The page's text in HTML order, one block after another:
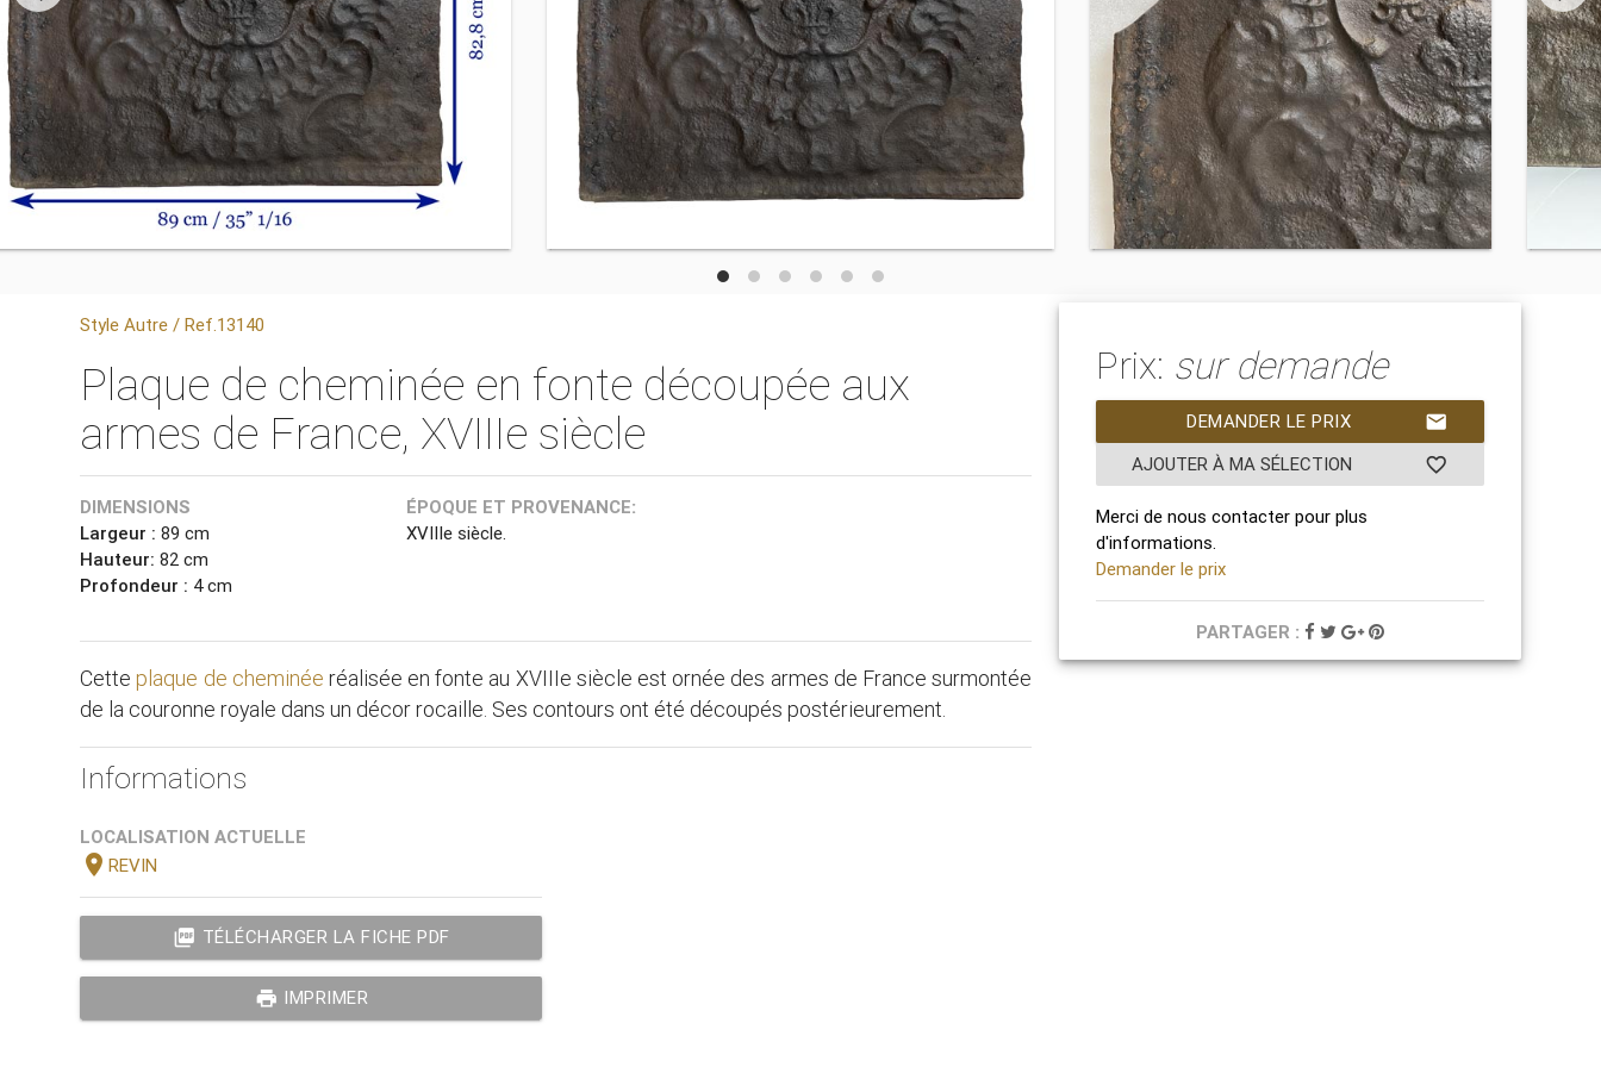
Style Autre / Ref.13140
Plaque de cheminée en fonte découpée aux
armes de France, XVIIIe siècle
DIMENSIONS
Largeur : 89 cm
Hauteur: 82 cm
Profondeur : 4 cm
ÉPOQUE ET PROVENANCE:
XVIIIe siècle.
Cette plaque de cheminée réalisée en fonte au XVIIIe siècle est ornée des armes de France surmontée
de la couronne royale dans un décor rocaille. Ses contours ont été découpés postérieurement.
Informations
LOCALISATION ACTUELLE
location_onREVIN
picture_as_pdf TÉLÉCHARGER LA FICHE PDF
print IMPRIMER
Prix: sur demande
mail
DEMANDER LE PRIX
favorite_border
AJOUTER À MA SÉLECTION
Merci de nous contacter pour plus
d'informations.
Demander le prix
PARTAGER :